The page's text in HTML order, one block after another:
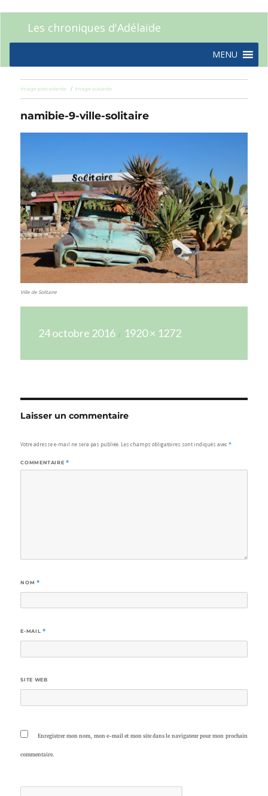
Les chroniques d'Adélaïde
MENU
Image précédente Image suivante
namibie-9-ville-solitaire
Ville de Solitaire
le
24 octobre 2016
réelle
1920 × 1272
Laisser un commentaire
Votre adresse e-mail ne sera pas publiée. Les champs obligatoires sont indiqués avec*
COMMENTAIRE *
NOM *
E-MAIL *
SITE WEB
Enregistrer mon nom, mon e-mail et mon site dans le navigateur pour mon prochain
commentaire.